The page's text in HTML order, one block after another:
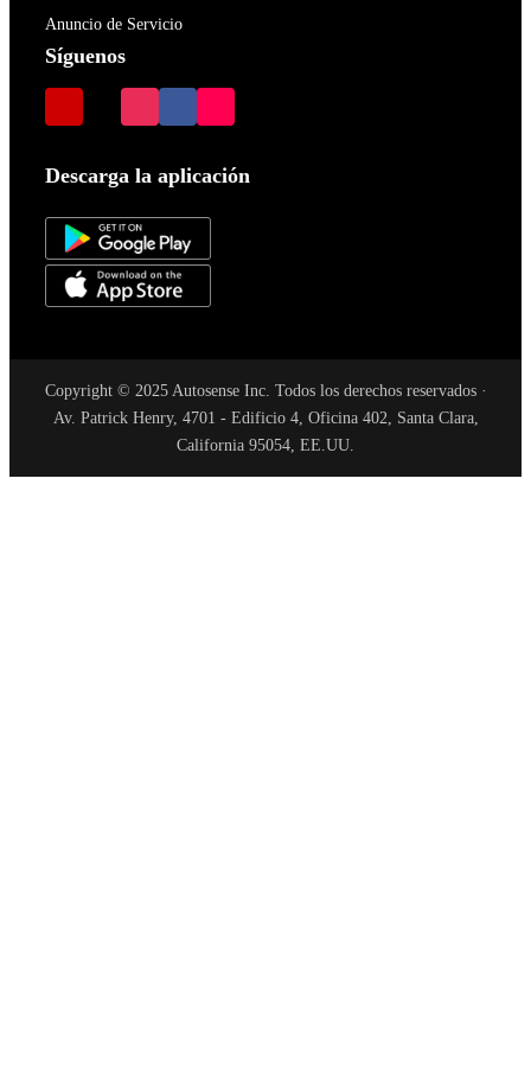
Anuncio de Servicio
Síguenos
Descarga la aplicación
Copyright © 2025 Autosense Inc. Todos los derechos reservados ·
Av. Patrick Henry, 4701 - Edificio 4, Oficina 402, Santa Clara,
California 95054, EE.UU.